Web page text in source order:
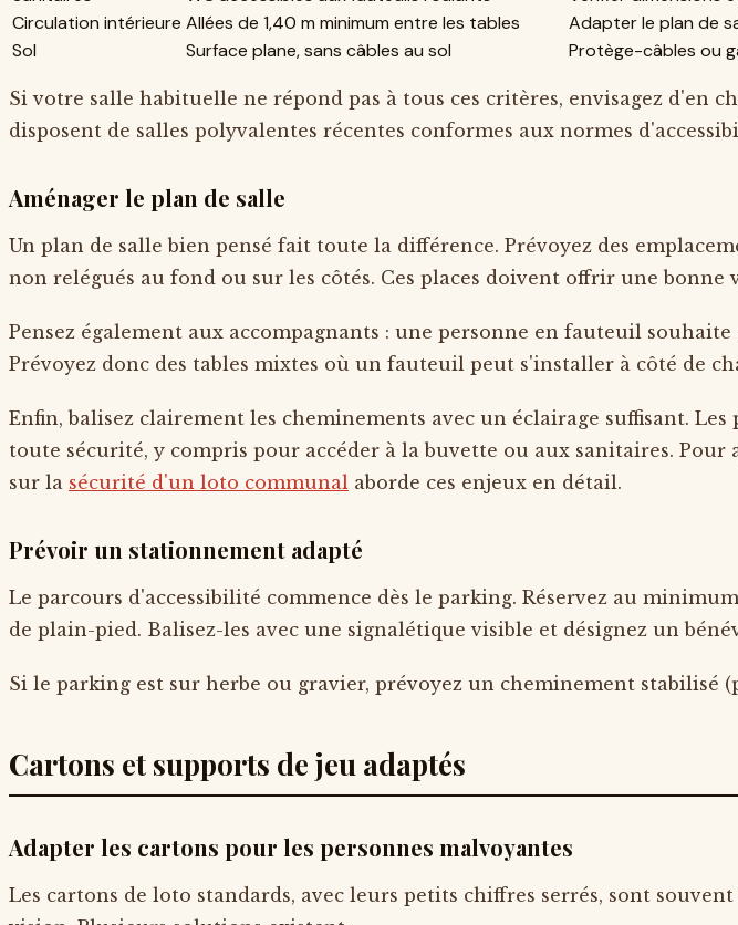
Circulation intérieure Allées de 1,40 m minimum entre les tables
Adapter le plan de
Sol
Surface plane, sans câbles au sol Protège-câbles ou
Si votre salle habituelle ne répond pas à tous ces critères, envisagez d'en
disposent de salles polyvalentes récentes conformes aux normes
Aménager le plan de salle
Un plan de salle bien pensé fait toute la différence. Prévoyez des
non relégués au fond ou sur les côtés. Ces places doivent offrir une
Pensez également aux accompagnants : une personne en fauteuil
Prévoyez donc des tables mixtes où un fauteuil peut s'installer à côté de
Enfin, balisez clairement les cheminements avec un éclairage suffisant.
toute sécurité, y compris pour accéder à la buvette ou aux sanitaires.
sur la sécurité d'un loto communal aborde ces enjeux en détail.
Prévoir un stationnement adapté
Le parcours d'accessibilité commence dès le parking. Réservez au
de plain-pied. Balisez-les avec une signalétique visible et désignez un
Si le parking est sur herbe ou gravier, prévoyez un cheminement stabilisé
Cartons et supports de jeu adaptés
Adapter les cartons pour les personnes malvoyantes
Les cartons de loto standards, avec leurs petits chiffres serrés, sont